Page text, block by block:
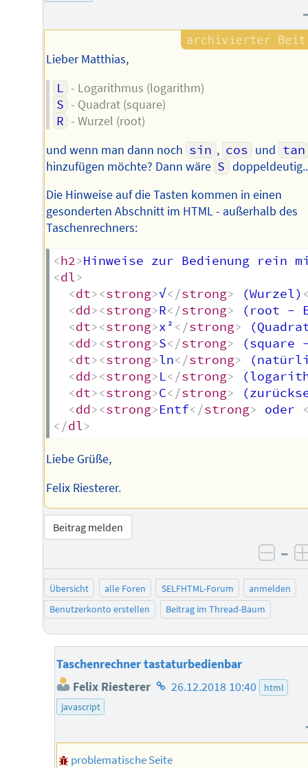
Lieber Matthias,
L - Logarithmus (logarithm)
S - Quadrat (square)
R - Wurzel (root)
und wenn man dann noch sin , cos und tan
hinzufügen möchte? Dann wäre S
Die Hinweise auf die Tasten kommen in einen
gesonderten Abschnitt im HTML - außerhalb des
Taschenrechners:
<h2>Hinweise zur Bedienung rein
<dl>
<dt><strong>√</strong> (Wurzel)
<dd><strong>R</strong> (root -
<dt><strong>x² </strong>
<dd><strong>S</strong> (square
<dt><strong>ln</strong>
<dd><strong>L</strong>
<dt><strong>C</strong>
<dd><strong>Entf</strong> oder
</dl>
Liebe Grüße,
Felix Riesterer.
Beitrag melden
–
Übersicht alle Foren SELFHTML-Forum
anmelden
Benutzerkonto erstellen
Beitrag im Thread-Baum
Taschenrechner tastaturbedienbar
Felix Riesterer Homepage
26.12.2018 10:40
html
javascript
problematische Seite